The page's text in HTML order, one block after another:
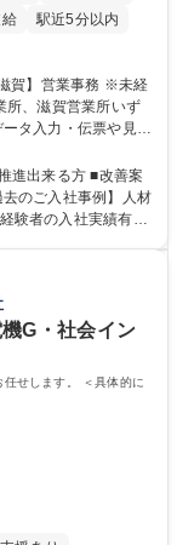
駅近5分以内
タ入力・伝票や見積
る事務業務や業務改
ムがきちんと構築さ
環境です。また、
進出来る方 ■改善案
のご入社事例】人材
験者の入社実績有
ト、改善の動きも期
に貢献し、結果的に
の退勤以降の業
となります。 学
G・社会イン
せします。 ＜具体的に